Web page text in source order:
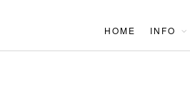
HOME INFO